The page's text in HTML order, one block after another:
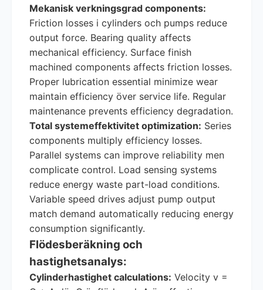
Mekanisk verkningsgrad components:
Friction losses i cylinders och pumps reduce
output force. Bearing quality affects
mechanical efficiency. Surface finish
machined components affects friction losses.
Proper lubrication essential minimize wear
maintain efficiency över service life. Regular
maintenance prevents efficiency degradation.
Total systemeffektivitet optimization: Series
components multiply efficiency losses.
Parallel systems can improve reliability men
complicate control. Load sensing systems
reduce energy waste part-load conditions.
Variable speed drives adjust pump output
match demand automatically reducing energy
consumption significantly.
Flödesberäkning och
hastighetsanalys:
Cylinderhastighet calculations: Velocity v =